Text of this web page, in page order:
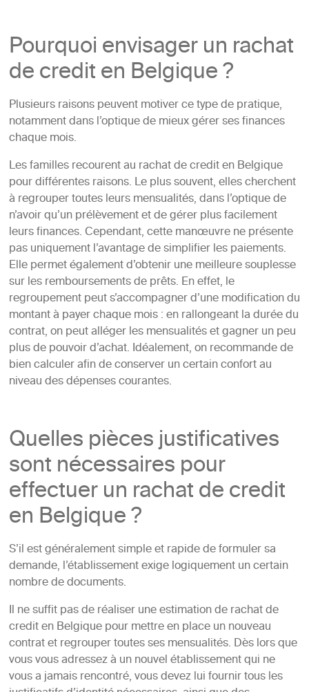
Pourquoi envisager un rachat
de credit en Belgique ?
Plusieurs raisons peuvent motiver ce type de pratique,
notamment dans l’optique de mieux gérer ses finances
chaque mois.
Les familles recourent au rachat de credit en Belgique
pour différentes raisons. Le plus souvent, elles cherchent
à regrouper toutes leurs mensualités, dans l’optique de
n’avoir qu’un prélèvement et de gérer plus facilement
leurs finances. Cependant, cette manœuvre ne présente
pas uniquement l’avantage de simplifier les paiements.
Elle permet également d’obtenir une meilleure souplesse
sur les remboursements de prêts. En effet, le
regroupement peut s’accompagner d’une modification du
montant à payer chaque mois : en rallongeant la durée du
contrat, on peut alléger les mensualités et gagner un peu
plus de pouvoir d’achat. Idéalement, on recommande de
bien calculer afin de conserver un certain confort au
niveau des dépenses courantes.
Quelles pièces justificatives
sont nécessaires pour
effectuer un rachat de credit
en Belgique ?
S’il est généralement simple et rapide de formuler sa
demande, l’établissement exige logiquement un certain
nombre de documents.
Il ne suffit pas de réaliser une estimation de rachat de
credit en Belgique pour mettre en place un nouveau
contrat et regrouper toutes ses mensualités. Dès lors que
vous vous adressez à un nouvel établissement qui ne
vous a jamais rencontré, vous devez lui fournir tous les